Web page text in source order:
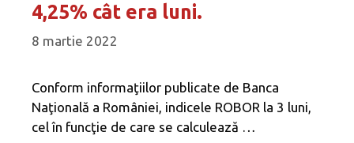
4,25% cât era luni.
8 martie 2022
Conform informaţiilor publicate de Banca
Naţională a României, indicele ROBOR la 3 luni,
cel în funcţie de care se calculează …